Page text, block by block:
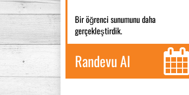
Bir öğrenci sunumunu daha
gerçekleştirdik.
Randevu Al